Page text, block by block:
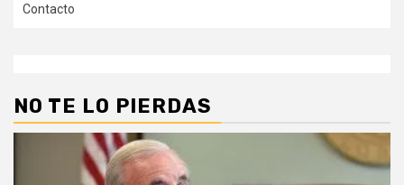
Contacto
NO TE LO PIERDAS